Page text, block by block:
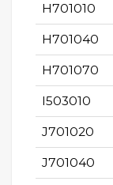
H701010
H701040
H701070
I503010
J701020
J701040